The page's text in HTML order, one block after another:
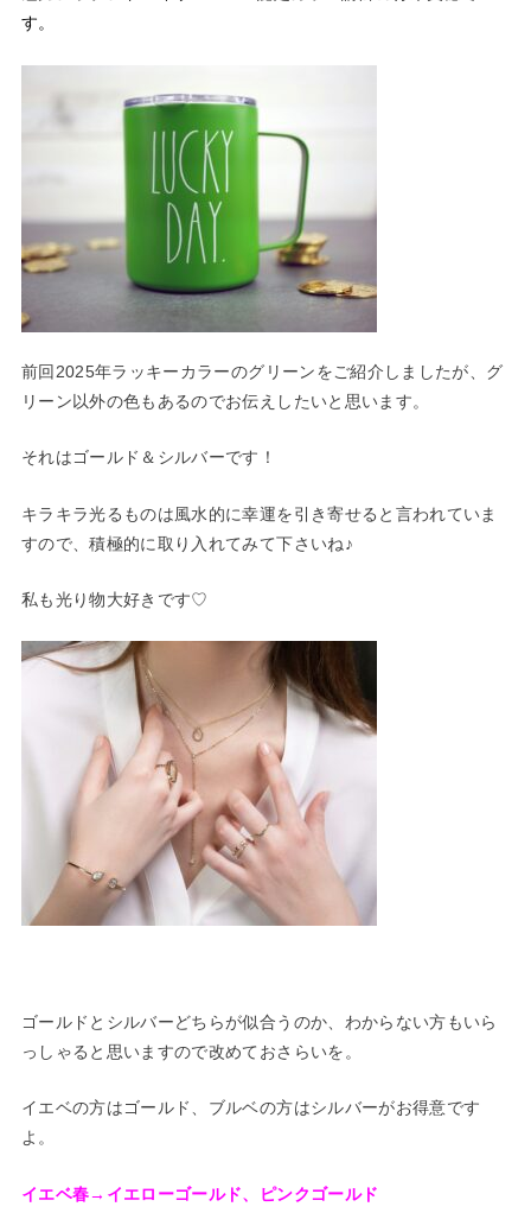
す。
前回2025年ラッキーカラーのグリーンをご紹介しましたが、グ
リーン以外の色もあるのでお伝えしたいと思います。
それはゴールド＆シルバーです！
キラキラ光るものは風水的に幸運を引き寄せると言われていま
すので、積極的に取り入れてみて下さいね♪
私も光り物大好きです♡
ゴールドとシルバーどちらが似合うのか、わからない方もいら
っしゃると思いますので改めておさらいを。
イエベの方はゴールド、ブルベの方はシルバーがお得意です
よ。
イエベ春→イエローゴールド、ピンクゴールド